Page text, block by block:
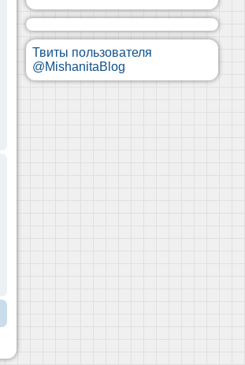
Твиты пользователя
@MishanitaBlog